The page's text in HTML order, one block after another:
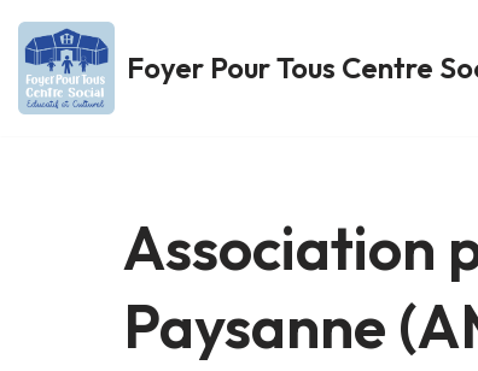
Aller
au
Foyer Pour Tous Centre
Association
Paysanne